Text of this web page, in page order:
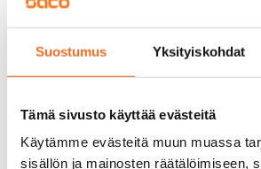
Suostumus Yksityiskohdat
Tämä sivusto käyttää evästeitä
Käytämme evästeitä muun muassa
sisällön ja mainosten räätälöimiseen,
0 €, (yrityksille min. 1 kk vuokra)
Kotivakuutus
Vesimaksu
27 €/hlö/kk